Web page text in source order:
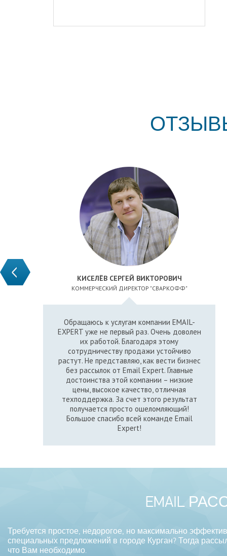
РУМЯНЦЕВ МАКСИМ АНДРЕЕВИЧ
БИЗНЕС-КОНСУЛЬТАНТ АССОЦИАЦИИ "БИЗКОН"
Email рассылками я пользуюсь регулярно.
Долго искал надежного
профессионального партнера в этой
области. И нашел Email Expert. Сегодня
рассылки от этой команды – основной
инструмент моего продвижения, да и всей
работы в интернете. Они ориентированы
на клиентов и, что особенно приятно,
предлагают одни из самых низких цен и
гарантии качественной работы. Этой
команде можно доверять.
EMAIL
Требуется простое, недорогое, но максимально
специальных предложений в городе Курган? Тогда
что Вам необходимо.